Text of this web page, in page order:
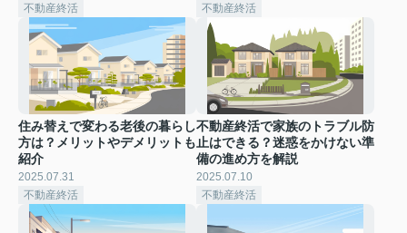
不動産終活
不動産終活
住み替えで変わる老後の暮らし
方は？メリットやデメリットも
紹介
2025.07.31
不動産終活
不動産終活で家族のトラブル防
止はできる？迷惑をかけない準
備の進め方を解説
2025.07.10
不動産終活